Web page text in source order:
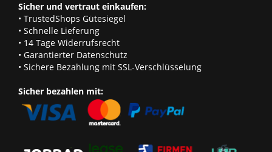
Sicher und vertraut einkaufen:
• TrustedShops Gütesiegel
• Schnelle Lieferung
• 14 Tage Widerrufsrecht
• Garantierter Datenschutz
• Sichere Bezahlung mit SSL-Verschlüsselung
Sicher bezahlen mit: